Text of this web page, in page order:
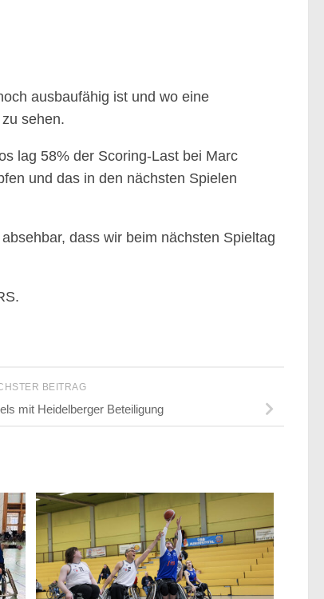
ausbaufähig ist und wo eine
sehen.
lag 58% der Scoring-Last bei Marc
und das in den nächsten Spielen
dass wir beim nächsten Spieltag
BEITRAG
mit Heidelberger Beteiligung